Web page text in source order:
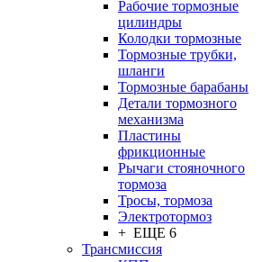
Рабочие тормозные
цилиндры
Колодки тормозные
Тормозные трубки,
шланги
Тормозные барабаны
Детали тормозного
механизма
Пластины
фрикционные
Рычаги стояночного
тормоза
Тросы, тормоза
Электротормоз
+ ЕЩЕ 6
Трансмиссия